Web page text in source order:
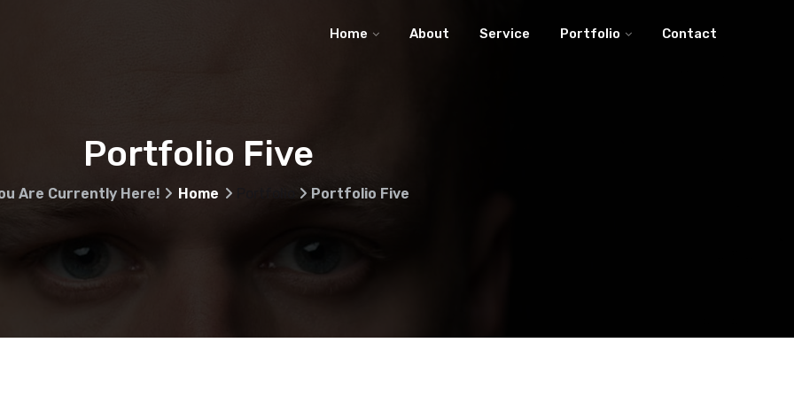
Home About Service Portfolio Contact
Portfolio Five
Are Currently Here! Home Portfolio Five